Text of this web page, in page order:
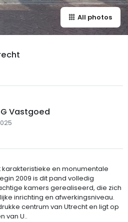
All photos
Vastgoed
en monumentale
2009 is dit pand volledig
kamers gerealiseerd, die zich
inrichting en afwerkingsniveau.
centrum van Utrecht en ligt op
van U..